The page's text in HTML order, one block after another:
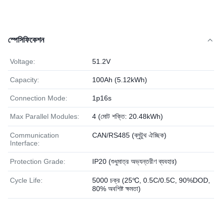
স্পেসিফিকেশন
Voltage: 51.2V
Capacity: 100Ah (5.12kWh)
Connection Mode: 1p16s
Max Parallel Modules: 4 (মোট শক্তি: 20.48kWh)
Communication
Interface:
CAN/RS485 (ব্লুটুথ ঐচ্ছিক)
Protection Grade: IP20 (শুধুমাত্র অভ্যন্তরীণ ব্যবহার)
Cycle Life:
5000 চক্র (25℃, 0.5C/0.5C, 90%DOD,
80% অবশিষ্ট ক্ষমতা)